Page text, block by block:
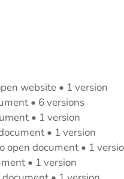
website • 1 version
• 6 versions
• 1 version
• 1 version
open document • 1
• 1 version